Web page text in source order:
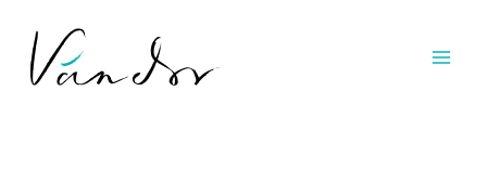
content